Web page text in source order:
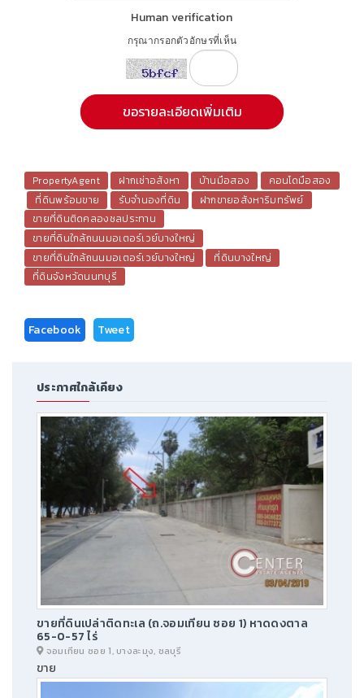
Human verification
กรุณากรอกตัวอักษรที่เห็น
PropertyAgent ฝากเช่าอสังหา บ้านมือสอง
คอนโดมือสอง
ที่ดินพร้อมขาย
รับจำนองที่ดิน
ฝากขายอสังหาริมทรัพย์
ขายที่ดินติดคลองชลประทาน
ขายที่ดินใกล้ถนนมอเตอร์เวย์บางใหญ่
ขายที่ดินใกล้ถนนมอเตอร์เวย์บางใหญ่
ที่ดินบางใหญ่
ที่ดินจังหวัดนนทบุรี
Facebook Tweet
ประกาศใกล้เคียง
ขายที่ดินเปล่าติดทะเล (ถ.จอมเทียน ซอย 1) หาดดงตาล
65-0-57 ไร่
จอมเทียน ซอย 1, บางละมุง, ชลบุรี
ขาย